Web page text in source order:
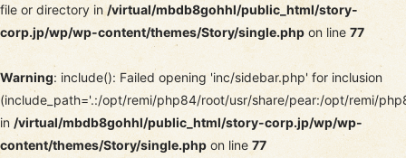
file or directory in/virtual/mbdb8gohhl/public_html/story-
corp.jp/wp/wp-content/themes/Story/single.php on line 77
Warning: include(): Failed opening 'inc/sidebar.php' for inclusion
(include_path='.:/opt/remi/php84/root/usr/share/pear:/opt/remi/
in /virtual/mbdb8gohhl/public_html/story-corp.jp/wp/wp-
content/themes/Story/single.php on line 77